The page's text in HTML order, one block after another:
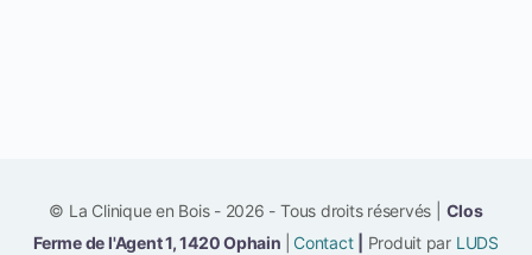
© La Clinique en Bois - 2026 - Tous droits réservés | Clos
Ferme de l'Agent 1, 1420 Ophain
Contact Produit par LUDS